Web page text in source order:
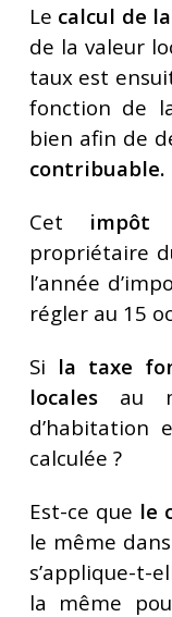
Le calcul de
de la valeur
taux est
fonction de
bien afin de
contribuable.
Cet impôt
propriétaire
l’année
régler au 15
Si la taxe
localesau
d’habitation
calculée ?
Est-ce que le
le même
s’applique-t-
la même